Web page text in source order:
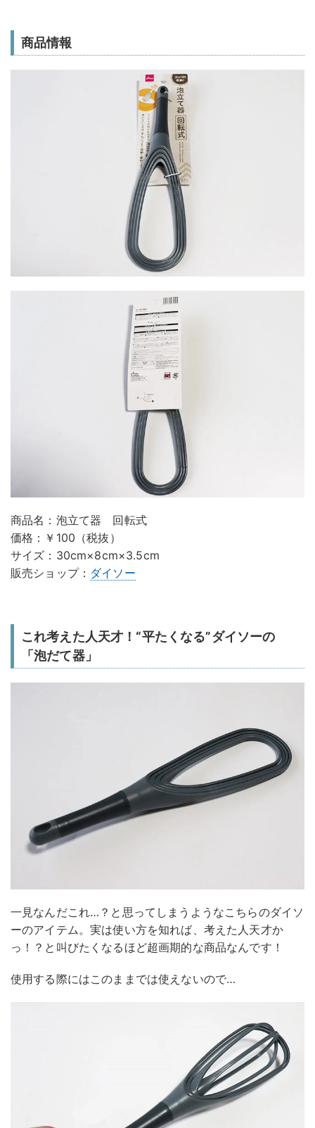
商品情報
商品名：泡立て器 回転式
価格：￥100（税抜）
サイズ：30cm×8cm×3.5cm
販売ショップ： ダイソー
これ考えた人天才！“平たくなる”ダイソーの
「泡だて器」
一見なんだこれ…？と思ってしまうようなこちらのダイソ
ーのアイテム。実は使い方を知れば、考えた人天才か
っ！？と叫びたくなるほど超画期的な商品なんです！
使用する際にはこのままでは使えないので…